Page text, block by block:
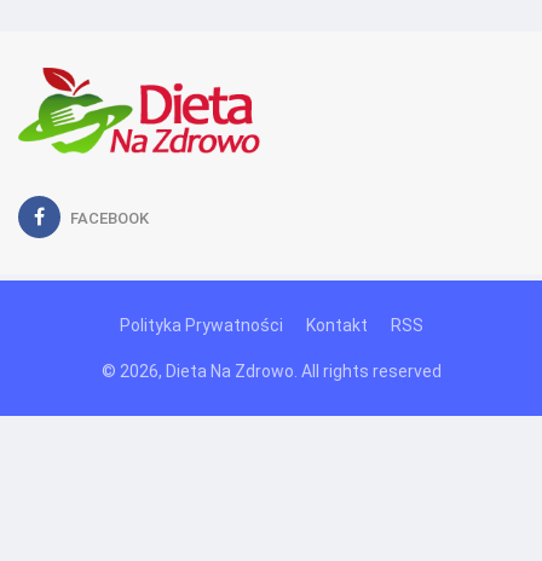
FACEBOOK
Polityka Prywatności Kontakt RSS
© 2026, Dieta Na Zdrowo. All rights reserved